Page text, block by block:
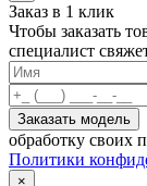
Заказ в 1 клик
Чтобы заказать
специалист
обработку своих
Политики
×